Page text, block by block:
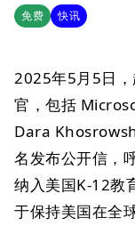
免费 快讯
2025年5月5日
官，包括
Dara
名发布公开信，
纳入美国K-12教
于保持美国在全